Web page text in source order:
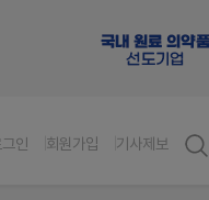
그인 회원가입 기사제보